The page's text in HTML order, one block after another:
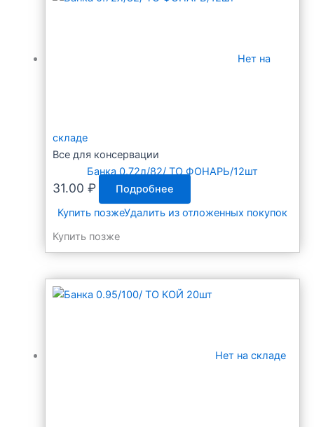
Нет на
складе
Все для консервации
Банка 0.72л/82/ ТО ФОНАРЬ/12шт
31.00 ₽
Подробнее
Купить позжеУдалить из отложенных покупок
Купить позже
Нет на складе